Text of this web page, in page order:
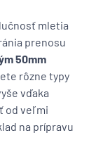
mletia
prenosu
50mm
rôzne typy
vďaka
od veľmi
na prípravu